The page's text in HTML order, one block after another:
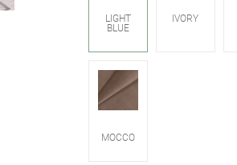
LIGHT
BLUE
IVORY
MOCCO